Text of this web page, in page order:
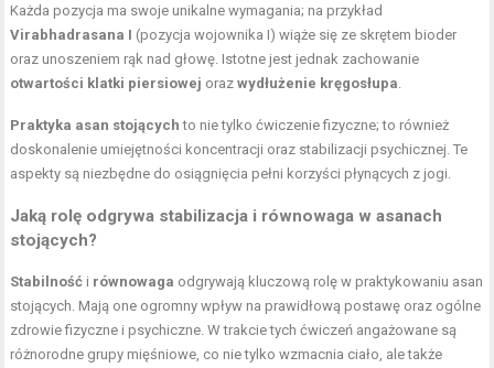
Każda pozycja ma swoje unikalne wymagania; na przykład
Virabhadrasana I (pozycja wojownika I) wiąże się ze skrętem bioder
oraz unoszeniem rąk nad głowę. Istotne jest jednak zachowanie
otwartości klatki piersiowej orazwydłużenie kręgosłupa
Praktyka asan stojących to nie tylko ćwiczenie fizyczne; to również
doskonalenie umiejętności koncentracji oraz stabilizacji psychicznej. Te
aspekty są niezbędne do osiągnięcia pełni korzyści płynących z jogi.
Jaką rolę odgrywa stabilizacja i równowaga w asanach
stojących?
Stabilność i równowaga odgrywają kluczową rolę w praktykowaniu asan
stojących. Mają one ogromny wpływ na prawidłową postawę oraz ogólne
zdrowie fizyczne i psychiczne. W trakcie tych ćwiczeń angażowane są
różnorodne grupy mięśniowe, co nie tylko wzmacnia ciało, ale także